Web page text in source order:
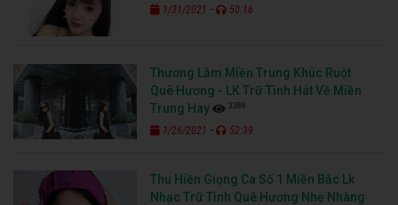
1/31/2021 - 50:16
Thương Lắm Miền Trung Khúc Ruột
Quê Hương - LK Trữ Tình Hát Về Miền
Trung Hay
3388
1/26/2021 - 52:39
Thu Hiền Giọng Ca Số 1 Miền Bắc Lk
Nhạc Trữ Tình Quê Hương Nhẹ Nhàng